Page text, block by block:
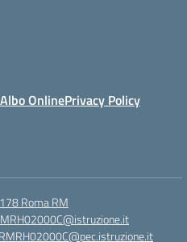
Albo OnlinePrivacy Policy
Roma RM
RMRH02000C@pec.istruzione.it